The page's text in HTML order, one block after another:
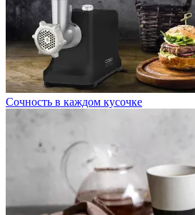
Сочность в каждом кусочке